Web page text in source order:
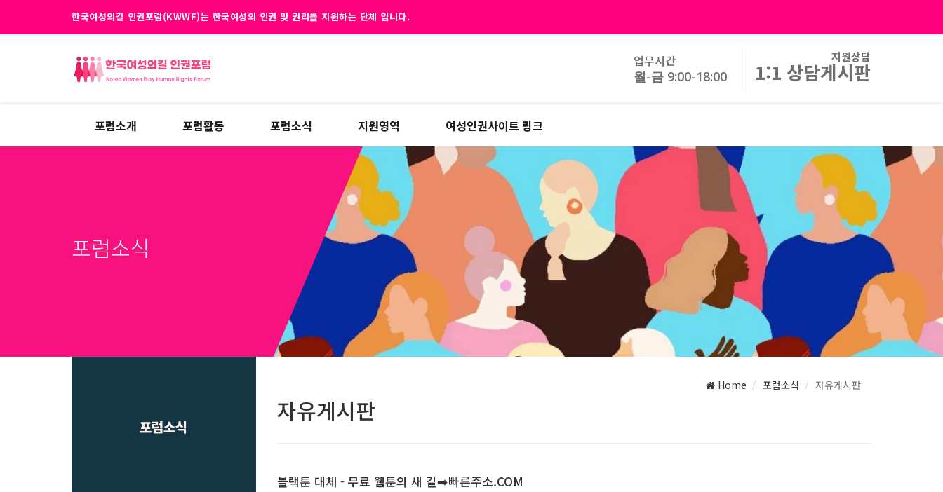
한국여성의길 인권포럼(KWWF)는 한국여성의 인권 및 권리를 지원하는 단체 입니다.
업무시간
월-금 9:00-18:00
지원상담
1:1 상담게시판
포럼소개 포럼활동 포럼소식 지원영역 여성인권사이트 링크
포럼소식
포럼소식
Home 포럼소식 자유게시판
자유게시판
블랙툰 대체 - 무료 웹툰의 새 길➡️빠른주소.COM